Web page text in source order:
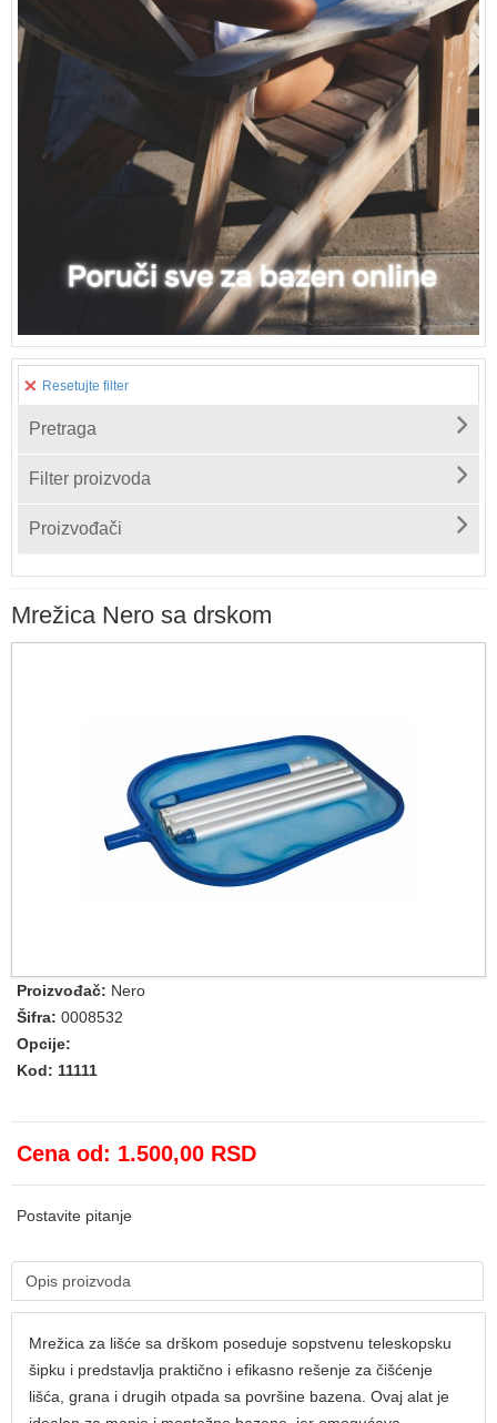
Resetujte filter
Pretraga
Filter proizvoda
Proizvođači
Mrežica Nero sa drskom
Proizvođač: Nero
Šifra: 0008532
Opcije:
Kod: 11111
Cena od: 1.500,00 RSD
Postavite pitanje
Opis proizvoda
Mrežica za lišće sa drškom poseduje sopstvenu teleskopsku
šipku i predstavlja praktično i efikasno rešenje za čišćenje
lišća, grana i drugih otpada sa površine bazena. Ovaj alat je